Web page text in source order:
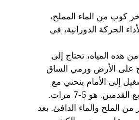
كوب من الماء المملح،
الحركة الدورانية، في
المياه، تحتاج إلى
على الأرض ورمي الساق
إلى الأمام ينحني مع
من الملح والماء الدافئ. بعد